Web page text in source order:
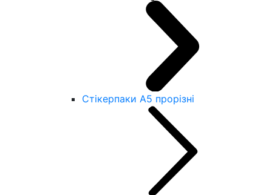
Стікерпаки А5 прорізні